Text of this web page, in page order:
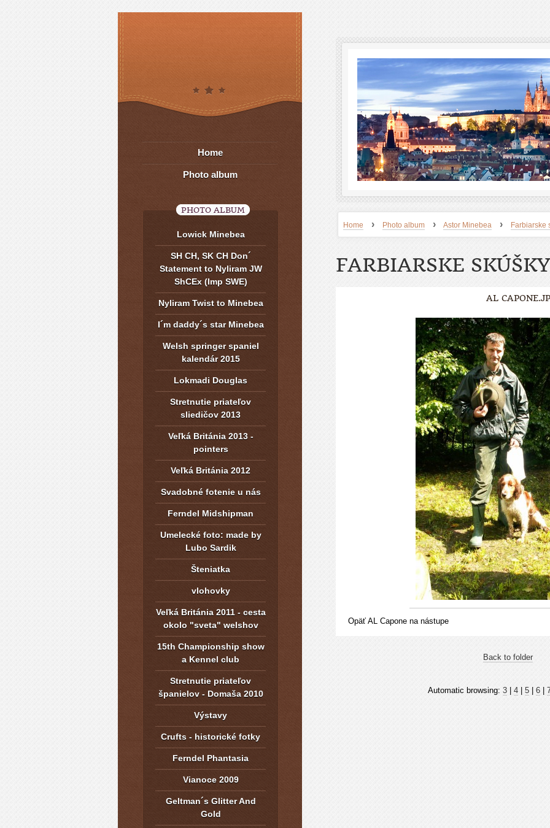
Home › Photo album › Astor Minebea › Farbiarske
FARBIARSKE
AL
Opäť AL Capone na nástupe
Back to folder
Automatic browsing: 3 4 5 6
Home
Photo album
PHOTO ALBUM
Lowick Minebea
SH CH, SK CH Don´
Statement to Nyliram JW
ShCEx (Imp SWE)
Nyliram Twist to Minebea
I´m daddy´s star Minebea
Welsh springer spaniel
kalendár 2015
Lokmadi Douglas
Stretnutie priateľov
sliedičov 2013
Veľká Británia 2013 -
pointers
Veľká Británia 2012
Svadobné fotenie u nás
Ferndel Midshipman
Umelecké foto: made by
Lubo Sardik
Šteniatka
vlohovky
Veľká Británia 2011 - cesta
okolo "sveta" welshov
15th Championship show
a Kennel club
Stretnutie priateľov
španielov - Domaša 2010
Výstavy
Crufts - historické fotky
Ferndel Phantasia
Vianoce 2009
Geltman´s Glitter And
Gold